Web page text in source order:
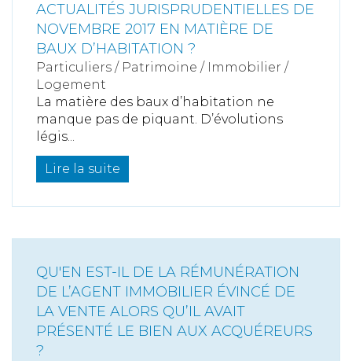
ACTUALITÉS JURISPRUDENTIELLES DE
NOVEMBRE 2017 EN MATIÈRE DE
BAUX D’HABITATION ?
Particuliers / Patrimoine / Immobilier /
Logement
La matière des baux d’habitation ne
manque pas de piquant. D’évolutions
légis...
Lire la suite
QU'EN EST-IL DE LA RÉMUNÉRATION
DE L’AGENT IMMOBILIER ÉVINCÉ DE
LA VENTE ALORS QU’IL AVAIT
PRÉSENTÉ LE BIEN AUX ACQUÉREURS
?